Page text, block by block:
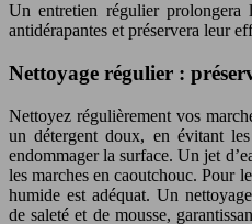
Un entretien régulier
antidérapantes et préservera leur
Nettoyage régulier :
Nettoyez régulièrement vos
un détergent doux, en évitant
endommager la surface. Un jet
les marches en caoutchouc. Pour
humide est adéquat. Un
de saleté et de mousse,